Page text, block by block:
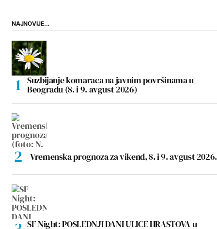
NAJNOVIJE...
Suzbijanje komaraca na javnim površinama u
Beogradu (8. i 9. avgust 2026)
Vremenska prognoza za vikend, 8. i 9. avgust 2026.
SF Night: POSLEDNJI DANI ULICE HRASTOVA u